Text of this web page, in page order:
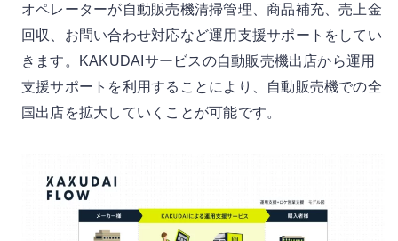
オペレーターが自動販売機清掃管理、商品補充、売上金
回収、お問い合わせ対応など運用支援サポートをしてい
きます。KAKUDAIサービスの自動販売機出店から運用
支援サポートを利用することにより、自動販売機での全
国出店を拡大していくことが可能です。